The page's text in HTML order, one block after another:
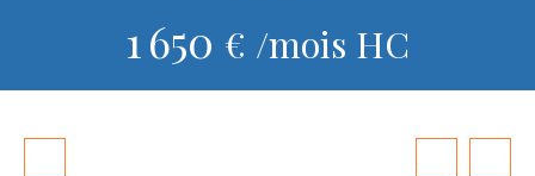
1 650 € /mois HC